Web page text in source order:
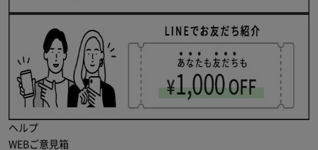
ヘルプ
WEBご意見箱